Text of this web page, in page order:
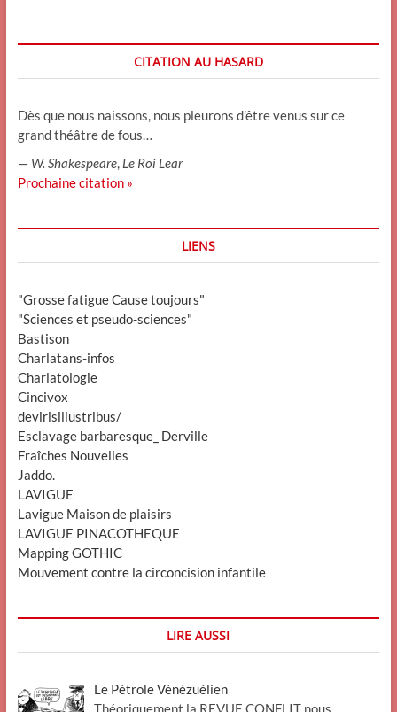
CITATION AU HASARD
Dès que nous naissons, nous pleurons d’être venus sur ce
grand théâtre de fous…
— W. Shakespeare, Le Roi Lear
Prochaine citation »
LIENS
"Grosse fatigue Cause toujours"
"Sciences et pseudo-sciences"
Bastison
Charlatans-infos
Charlatologie
Cincivox
devirisillustribus/
Esclavage barbaresque_ Derville
Fraîches Nouvelles
Jaddo.
LAVIGUE
Lavigue Maison de plaisirs
LAVIGUE PINACOTHEQUE
Mapping GOTHIC
Mouvement contre la circoncision infantile
LIRE AUSSI
Le Pétrole Vénézuélien